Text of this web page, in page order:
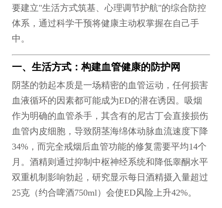
要建立"生活方式筑基、心理调节护航"的综合防控
体系，通过科学干预将健康主动权掌握在自己手
中。
一、生活方式：构建血管健康的防护网
阴茎的勃起本质是一场精密的血管运动，任何损害
血液循环的因素都可能成为ED的潜在诱因。吸烟
作为明确的血管杀手，其含有的尼古丁会直接损伤
血管内皮细胞，导致阴茎海绵体动脉血流速度下降
34%，而完全戒烟后血管功能的修复需要平均14个
月。酒精则通过抑制中枢神经系统和降低睾酮水平
双重机制影响勃起，研究显示每日酒精摄入量超过
25克（约合啤酒750ml）会使ED风险上升42%。